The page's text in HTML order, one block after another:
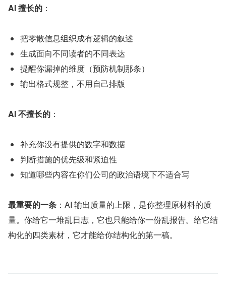
AI 擅长的 ：
把零散信息组织成有逻辑的叙述
生成面向不同读者的不同表达
提醒你漏掉的维度（预防机制那条）
输出格式规整，不用自己排版
AI 不擅长的 ：
补充你没有提供的数字和数据
判断措施的优先级和紧迫性
知道哪些内容在你们公司的政治语境下不适合写
最重要的一条 ：AI 输出质量的上限，是你整理原材料的质
量。你给它一堆乱日志，它也只能给你一份乱报告。给它结
构化的四类素材，它才能给你结构化的第一稿。